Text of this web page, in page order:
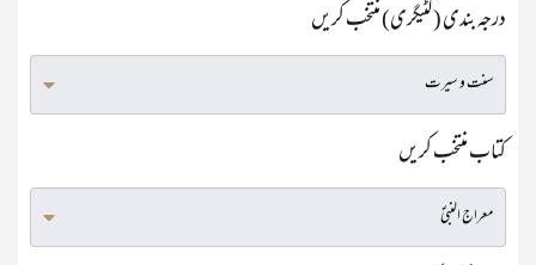
درجہ بندی (کٹیگری) منتخب کریں
کتاب منتخب کریں